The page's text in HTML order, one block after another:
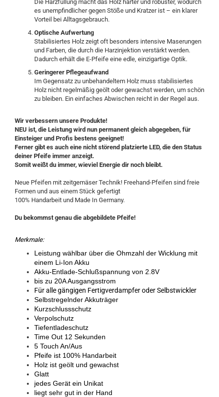
Die Harzfüllung macht das Holz härter und robuster, wodurch
es unempfindlicher gegen Stöße und Kratzer ist – ein klarer
Vorteil bei Alltagsgebrauch.
Optische Aufwertung
Stabilisiertes Holz zeigt oft besonders intensive Maserungen
und Farben, die durch die Harzinjektion verstärkt werden.
Dadurch erhält die E-Pfeife eine edle, einzigartige Optik.
Geringerer Pflegeaufwand
Im Gegensatz zu unbehandeltem Holz muss stabilisiertes
Holz nicht regelmäßig geölt oder gewachst werden, um schön
zu bleiben. Ein einfaches Abwischen reicht in der Regel aus.
Wir verbessern unsere Produkte!
NEU ist, die Leistung wird nun permanent gleich abgegeben, für
Einsteiger und Profis bestens geeignet!
Ferner gibt es auch eine nicht störend platzierte LED, die den Status
deiner Pfeife immer anzeigt.
Somit weißt du immer, wieviel Energie dir noch bleibt.
Neue Pfeifen mit zeitgemäser Technik! Freehand-Pfeifen sind freie
Formen und aus einem Stück gefertigt
100% Handarbeit und Made In Germany.
Du bekommst genau die abgebildete Pfeife!
Merkmale:
Leistung wählbar über die Ohmzahl der Wicklung mit
einem Li-Ion Akku
Akku-Entlade-Schlußspannung von 2.8V
bis zu 20A Ausgangsstrom
Für alle gängigen Fertigverdampfer oder Selbstwickler
Selbstregelnder Akkuträger
Kurzschlussschutz
Verpolschutz
Tiefentladeschutz
Time Out 12 Sekunden
5 Touch An/Aus
Pfeife ist 100% Handarbeit
Holz ist geölt und gewachst
Glatt
jedes Gerät ein Unikat
liegt sehr gut in der Hand